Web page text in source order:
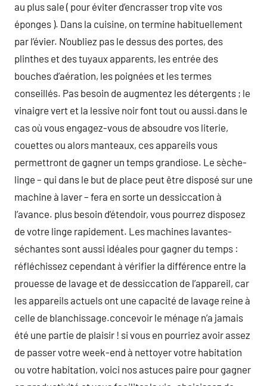
au plus sale ( pour éviter d’encrasser trop vite vos
éponges ). Dans la cuisine, on termine habituellement
par l’évier. N’oubliez pas le dessus des portes, des
plinthes et des tuyaux apparents, les entrée des
bouches d’aération, les poignées et les termes
conseillés. Pas besoin de augmentez les détergents ; le
vinaigre vert et la lessive noir font tout ou aussi.dans le
cas où vous engagez-vous de absoudre vos literie,
couettes ou alors manteaux, ces appareils vous
permettront de gagner un temps grandiose. Le sèche-
linge – qui dans le but de place peut être disposé sur une
machine à laver – fera en sorte un dessiccation à
l’avance. plus besoin d’étendoir, vous pourrez disposez
de votre linge rapidement. Les machines lavantes-
séchantes sont aussi idéales pour gagner du temps :
réfléchissez cependant à vérifier la différence entre la
prouesse de lavage et de dessiccation de l’appareil, car
les appareils actuels ont une capacité de lavage reine à
celle de blanchissage.concevoir le ménage n’a jamais
été une partie de plaisir ! si vous en pourriez avoir assez
de passer votre week-end à nettoyer votre habitation
ou votre habitation, voici nos astuces paire pour gagner